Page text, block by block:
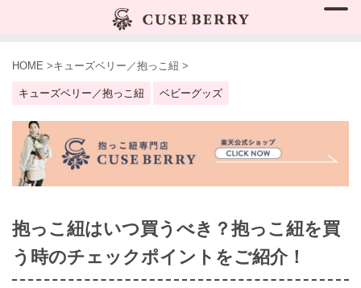
HOME >キューズベリー／抱っこ紐 >
キューズベリー／抱っこ紐 ベビーグッズ
抱っこ紐はいつ買うべき？抱っこ紐を買
う時のチェックポイントをご紹介！